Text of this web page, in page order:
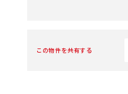
この物件を共有する